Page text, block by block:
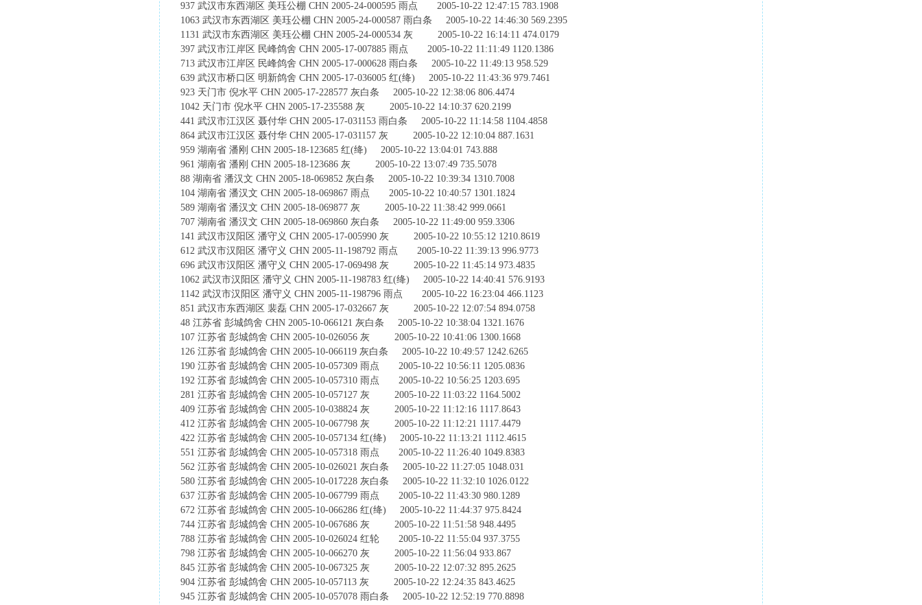
937 武汉市东西湖区 美珏公棚 CHN 2005-24-000595 雨点 2005-10-22 12:47:15 783.1908
1063 武汉市东西湖区 美珏公棚 CHN 2005-24-000587 雨白条 2005-10-22 14:46:30 569.2395
1131 武汉市东西湖区 美珏公棚 CHN 2005-24-000534 灰 2005-10-22 16:14:11 474.0179
397 武汉市江岸区 民峰鸽舍 CHN 2005-17-007885 雨点 2005-10-22 11:11:49 1120.1386
713 武汉市江岸区 民峰鸽舍 CHN 2005-17-000628 雨白条 2005-10-22 11:49:13 958.529
639 武汉市桥口区 明新鸽舍 CHN 2005-17-036005 红(绛) 2005-10-22 11:43:36 979.7461
923 天门市 倪水平 CHN 2005-17-228577 灰白条 2005-10-22 12:38:06 806.4474
1042 天门市 倪水平 CHN 2005-17-235588 灰 2005-10-22 14:10:37 620.2199
441 武汉市江汉区 聂付华 CHN 2005-17-031153 雨白条 2005-10-22 11:14:58 1104.4858
864 武汉市江汉区 聂付华 CHN 2005-17-031157 灰 2005-10-22 12:10:04 887.1631
959 湖南省 潘刚 CHN 2005-18-123685 红(绛) 2005-10-22 13:04:01 743.888
961 湖南省 潘刚 CHN 2005-18-123686 灰 2005-10-22 13:07:49 735.5078
88 湖南省 潘汉文 CHN 2005-18-069852 灰白条 2005-10-22 10:39:34 1310.7008
104 湖南省 潘汉文 CHN 2005-18-069867 雨点 2005-10-22 10:40:57 1301.1824
589 湖南省 潘汉文 CHN 2005-18-069877 灰 2005-10-22 11:38:42 999.0661
707 湖南省 潘汉文 CHN 2005-18-069860 灰白条 2005-10-22 11:49:00 959.3306
141 武汉市汉阳区 潘守义 CHN 2005-17-005990 灰 2005-10-22 10:55:12 1210.8619
612 武汉市汉阳区 潘守义 CHN 2005-11-198792 雨点 2005-10-22 11:39:13 996.9773
696 武汉市汉阳区 潘守义 CHN 2005-17-069498 灰 2005-10-22 11:45:14 973.4835
1062 武汉市汉阳区 潘守义 CHN 2005-11-198783 红(绛) 2005-10-22 14:40:41 576.9193
1142 武汉市汉阳区 潘守义 CHN 2005-11-198796 雨点 2005-10-22 16:23:04 466.1123
851 武汉市东西湖区 裴磊 CHN 2005-17-032667 灰 2005-10-22 12:07:54 894.0758
48 江苏省 彭城鸽舍 CHN 2005-10-066121 灰白条 2005-10-22 10:38:04 1321.1676
107 江苏省 彭城鸽舍 CHN 2005-10-026056 灰 2005-10-22 10:41:06 1300.1668
126 江苏省 彭城鸽舍 CHN 2005-10-066119 灰白条 2005-10-22 10:49:57 1242.6265
190 江苏省 彭城鸽舍 CHN 2005-10-057309 雨点 2005-10-22 10:56:11 1205.0836
192 江苏省 彭城鸽舍 CHN 2005-10-057310 雨点 2005-10-22 10:56:25 1203.695
281 江苏省 彭城鸽舍 CHN 2005-10-057127 灰 2005-10-22 11:03:22 1164.5002
409 江苏省 彭城鸽舍 CHN 2005-10-038824 灰 2005-10-22 11:12:16 1117.8643
412 江苏省 彭城鸽舍 CHN 2005-10-067798 灰 2005-10-22 11:12:21 1117.4479
422 江苏省 彭城鸽舍 CHN 2005-10-057134 红(绛) 2005-10-22 11:13:21 1112.4615
551 江苏省 彭城鸽舍 CHN 2005-10-057318 雨点 2005-10-22 11:26:40 1049.8383
562 江苏省 彭城鸽舍 CHN 2005-10-026021 灰白条 2005-10-22 11:27:05 1048.031
580 江苏省 彭城鸽舍 CHN 2005-10-017228 灰白条 2005-10-22 11:32:10 1026.0122
637 江苏省 彭城鸽舍 CHN 2005-10-067799 雨点 2005-10-22 11:43:30 980.1289
672 江苏省 彭城鸽舍 CHN 2005-10-066286 红(绛) 2005-10-22 11:44:37 975.8424
744 江苏省 彭城鸽舍 CHN 2005-10-067686 灰 2005-10-22 11:51:58 948.4495
788 江苏省 彭城鸽舍 CHN 2005-10-026024 红轮 2005-10-22 11:55:04 937.3755
798 江苏省 彭城鸽舍 CHN 2005-10-066270 灰 2005-10-22 11:56:04 933.867
845 江苏省 彭城鸽舍 CHN 2005-10-067325 灰 2005-10-22 12:07:32 895.2625
904 江苏省 彭城鸽舍 CHN 2005-10-057113 灰 2005-10-22 12:24:35 843.4625
945 江苏省 彭城鸽舍 CHN 2005-10-057078 雨白条 2005-10-22 12:52:19 770.8898